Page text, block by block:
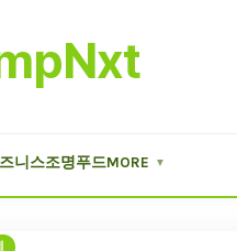
니스조명푸드MORE ▼